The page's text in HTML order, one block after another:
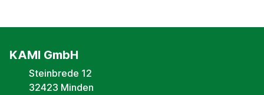
KAMI GmbH
Steinbrede 12
32423 Minden